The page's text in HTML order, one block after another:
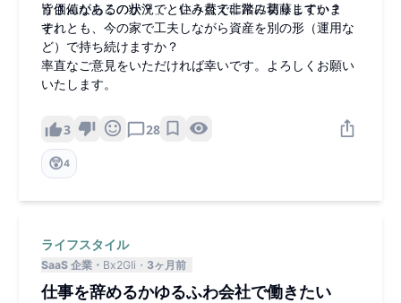
う価値があるのか？」という点で非常に葛藤していま
す。
​皆さんならこの状況で、住み替えに踏み切りますか？
それとも、今の家で工夫しながら資産を別の形（運用な
ど）で持ち続けますか？
率直なご意見をいただければ幸いです。よろしくお願い
いたします。
3 28
😲4
ライフスタイル
SaaS 企業 Bx2GIi 3ヶ月前
仕事を辞めるかゆるふわ会社で働きたい